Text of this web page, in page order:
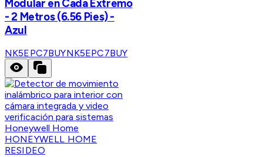
Modular en Cada Extremo
- 2 Metros (6.56 Pies) -
Azul
NK5EPC7BUYNK5EPC7BUY
HONEYWELL HOME
RESIDEO